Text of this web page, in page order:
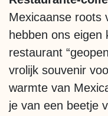
Mexicaanse roots
hebben ons eigen
restaurant
vrolijk souvenir
warmte van
je van een beetje